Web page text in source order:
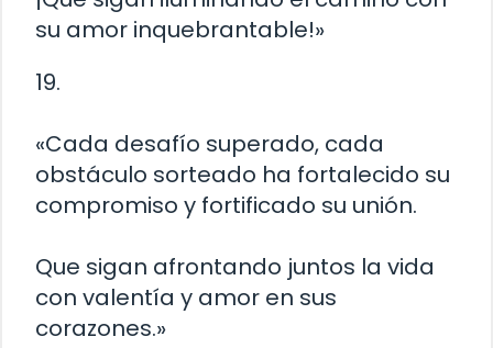
su amor inquebrantable!»
19.
«Cada desafío superado, cada
obstáculo sorteado ha fortalecido su
compromiso y fortificado su unión.
Que sigan afrontando juntos la vida
con valentía y amor en sus
corazones.»